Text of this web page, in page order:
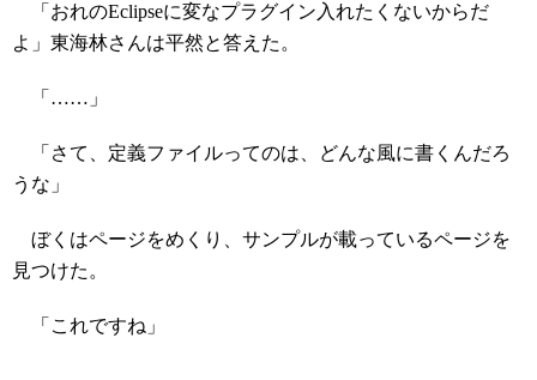
「おれのEclipseに変なプラグイン入れたくないからだ
よ」東海林さんは平然と答えた。
「……」
「さて、定義ファイルってのは、どんな風に書くんだろ
うな」
ぼくはページをめくり、サンプルが載っているページを
見つけた。
「これですね」